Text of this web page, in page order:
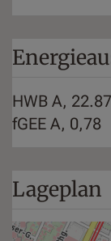
HWB A,
fGEE A, 0,78
Lageplan